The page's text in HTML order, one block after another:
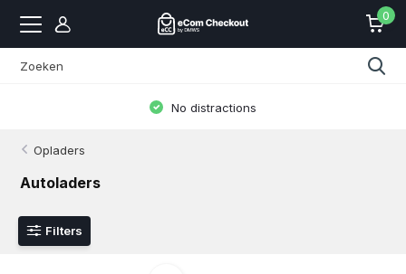
0
No distractions
Opladers
Autoladers
Filters